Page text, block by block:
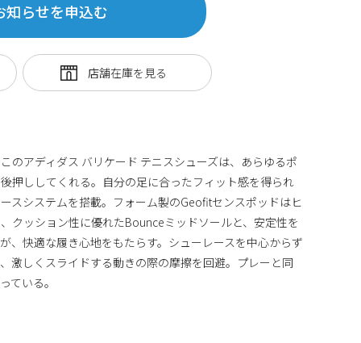
知らせを申込む
のアディダス バリケード テニスシューズは、あらゆるポ
押ししてくれる。自分の足に合ったフィット感を得られ
スシステムを搭載。フォーム製のGeofitセンスポッドはヒ
クッション性に優れたBounceミッドソールと、安定性を
、快適な履き心地をもたらす。シューレースを中心からず
激しくスライドする動きの際の摩擦を回避。プレーと同
ている。